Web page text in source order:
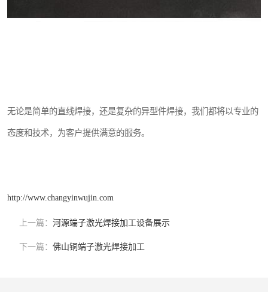
无论是简单的直线焊接，还是复杂的异型件焊接，我们都将以专业的
态度和技术，为客户提供满意的服务。
http://www.changyinwujin.com
上一篇： 河源端子激光焊接加工设备展示
下一篇： 佛山铜端子激光焊接加工